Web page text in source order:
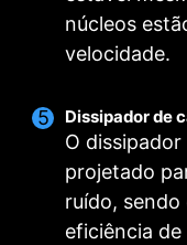
núcleos
velocidade.
Dissipador de
O
projetado
ruído, sendo
eficiência de
O projeto do
largura de
benéfico
*Certifique-se
internet, ou o